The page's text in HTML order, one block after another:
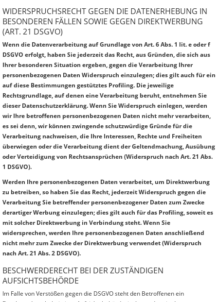
WIDERSPRUCHSRECHT GEGEN DIE DATENERHEBUNG IN
BESONDEREN FÄLLEN SOWIE GEGEN DIREKTWERBUNG
(ART. 21 DSGVO)
Wenn die Datenverarbeitung auf Grundlage von Art. 6 Abs. 1 lit. e oder f
DSGVO erfolgt, haben Sie jederzeit das Recht, aus Gründen, die sich aus
Ihrer besonderen Situation ergeben, gegen die Verarbeitung Ihrer
personenbezogenen Daten Widerspruch einzulegen; dies gilt auch für ein
auf diese Bestimmungen gestütztes Profiling. Die jeweilige
Rechtsgrundlage, auf denen eine Verarbeitung beruht, entnehmen Sie
dieser Datenschutzerklärung. Wenn Sie Widerspruch einlegen, werden
wir Ihre betroffenen personenbezogenen Daten nicht mehr verarbeiten,
es sei denn, wir können zwingende schutzwürdige Gründe für die
Verarbeitung nachweisen, die Ihre Interessen, Rechte und Freiheiten
überwiegen oder die Verarbeitung dient der Geltendmachung, Ausübung
oder Verteidigung von Rechtsansprüchen (Widerspruch nach Art. 21 Abs.
1 DSGVO).
Werden Ihre personenbezogenen Daten verarbeitet, um Direktwerbung
zu betreiben, so haben Sie das Recht, jederzeit Widerspruch gegen die
Verarbeitung Sie betreffender personenbezogener Daten zum Zwecke
derartiger Werbung einzulegen; dies gilt auch für das Profiling, soweit es
mit solcher Direktwerbung in Verbindung steht. Wenn Sie
widersprechen, werden Ihre personenbezogenen Daten anschließend
nicht mehr zum Zwecke der Direktwerbung verwendet (Widerspruch
nach Art. 21 Abs. 2 DSGVO).
BESCHWERDERECHT BEI DER ZUSTÄNDIGEN
AUFSICHTSBEHÖRDE
Im Falle von Verstößen gegen die DSGVO steht den Betroffenen ein